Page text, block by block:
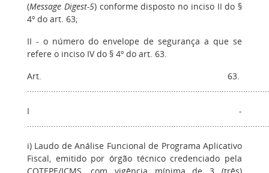
(Message Digest-5) conforme disposto no inciso II do §
4º do art. 63;
II - o número do envelope de segurança a que se
refere o inciso IV do § 4º do art. 63.
Art. 63.
I -
i) Laudo de Análise Funcional de Programa Aplicativo
Fiscal, emitido por órgão técnico credenciado pela